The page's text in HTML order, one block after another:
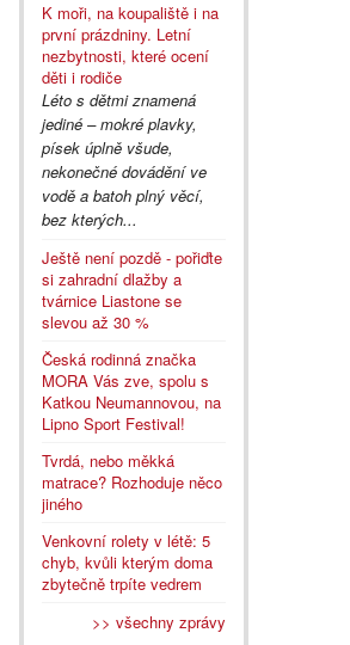
K moři, na koupaliště i na
první prázdniny. Letní
nezbytnosti, které ocení
děti i rodiče
Léto s dětmi znamená
jediné – mokré plavky,
písek úplně všude,
nekonečné dovádění ve
vodě a batoh plný věcí,
bez kterých...
Ještě není pozdě - pořiďte
si zahradní dlažby a
tvárnice Liastone se
slevou až 30 %
Česká rodinná značka
MORA Vás zve, spolu s
Katkou Neumannovou, na
Lipno Sport Festival!
Tvrdá, nebo měkká
matrace? Rozhoduje něco
jiného
Venkovní rolety v létě: 5
chyb, kvůli kterým doma
zbytečně trpíte vedrem
>> všechny zprávy